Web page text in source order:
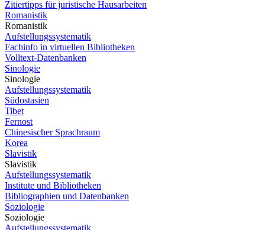
Zitiertipps für juristische Hausarbeiten
Romanistik
Romanistik
Aufstellungssystematik
Fachinfo in virtuellen Bibliotheken
Volltext-Datenbanken
Sinologie
Sinologie
Aufstellungssystematik
Südostasien
Tibet
Fernost
Chinesischer Sprachraum
Korea
Slavistik
Slavistik
Aufstellungssystematik
Institute und Bibliotheken
Bibliographien und Datenbanken
Soziologie
Soziologie
Aufstellungssystematik